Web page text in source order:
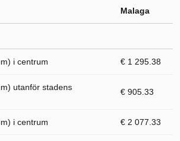
Malaga
i centrum € 1 295.38
utanför stadens
€ 905.33
i centrum € 2 077.33